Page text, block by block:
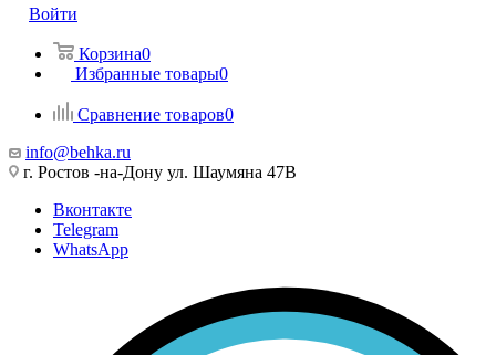
Войти
Корзина0
Избранные товары0
Сравнение товаров0
info@behka.ru
г. Ростов -на-Дону ул. Шаумяна 47В
Вконтакте
Telegram
WhatsApp